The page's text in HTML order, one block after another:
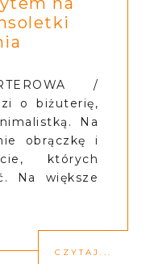
/
o biżuterię,
Na
obrączkę i
których
Na większe
CZYTAJ...